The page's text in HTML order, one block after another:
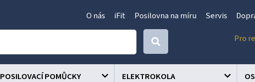
O nás iFit Posilovna na míru Servis
Pro
POSILOVACÍ POMŮCKY ELEKTROKOLA